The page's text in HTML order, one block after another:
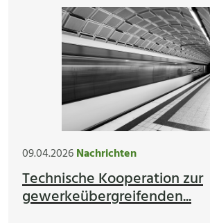
09.04.2026Nachrichten
Technische Kooperation zur
gewerkeübergreifenden...